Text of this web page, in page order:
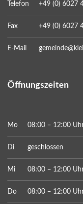
Telefon +49 (0) 6027
Fax +49 (0) 6027
E-Mail
Öffnungszeiten
Mo 08:00 – 12:00
Di geschlossen
Mi 08:00 – 12:00
Do 08:00 – 12:00